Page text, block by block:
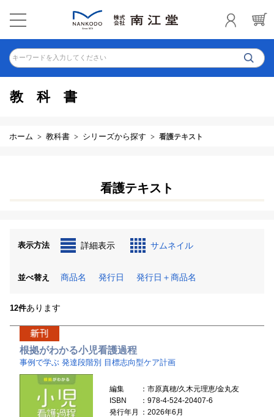
キーワードを入力してください
教科書
ホーム 教科書 シリーズから探す 看護テキスト
看護テキスト
表示方法 詳細表示 サムネイル
並べ替え 商品名 発行日 発行日＋商品名
12件あります
根拠がわかる小児看護過程
事例で学ぶ 発達段階別 目標志向型ケア計画
編集
：市原真穂/久木元理恵/金丸友
ISBN
：978-4-524-20407-6
発行年月
：2026年6月